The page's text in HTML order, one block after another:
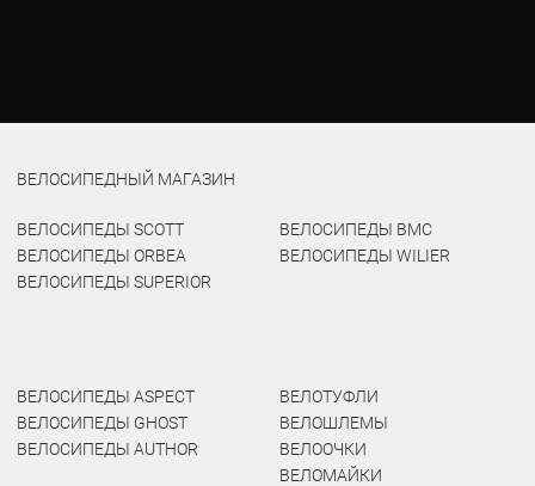
ВЕЛОСИПЕДНЫЙ МАГАЗИН
ВЕЛОСИПЕДЫ SCOTT
ВЕЛОСИПЕДЫ ORBEA
ВЕЛОСИПЕДЫ SUPERIOR
ВЕЛОСИПЕДЫ BMC
ВЕЛОСИПЕДЫ WILIER
ВЕЛОСИПЕДЫ ASPECT
ВЕЛОСИПЕДЫ GHOST
ВЕЛОСИПЕДЫ AUTHOR
ВЕЛОТУФЛИ
ВЕЛОШЛЕМЫ
ВЕЛООЧКИ
ВЕЛОМАЙКИ